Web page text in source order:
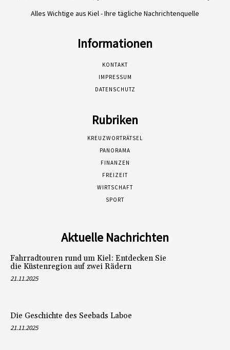
Alles Wichtige aus Kiel - Ihre tägliche Nachrichtenquelle
Informationen
KONTAKT
IMPRESSUM
DATENSCHUTZ
Rubriken
KREUZWORTRÄTSEL
PANORAMA
FINANZEN
FREIZEIT
WIRTSCHAFT
SPORT
Aktuelle Nachrichten
Fahrradtouren rund um Kiel: Entdecken Sie
die Küstenregion auf zwei Rädern
21.11.2025
Die Geschichte des Seebads Laboe
21.11.2025